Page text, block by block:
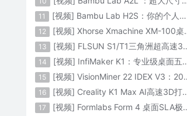
11 [视频] Bambu Lab H2S：你的个人智造中心
12 [视频] Xhorse Xmachine XM-100桌面级五轴CNC机床：卓越的精度和效率
13 [视频] FLSUN S1/T1三角洲超高速3D打印机 打印速度1200mm/s
14 [视频] InfiMaker K1：专业级桌面五轴数控机床
15 [视频] VisionMiner 22 IDEX V3：2024年最佳工程材料3D打印机
16 [视频] Creality K1 Max AI高速3D打印机：600mm/s打印速度 史诗般的飞跃
17 [视频] Formlabs Form 4 桌面SLA极速3D打印机 工业级打印质量